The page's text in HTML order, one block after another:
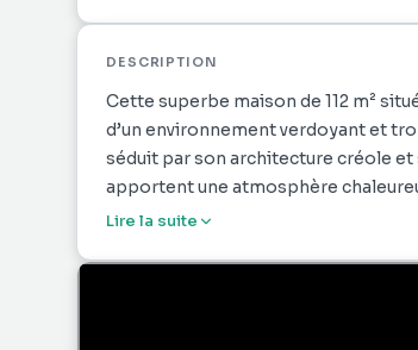
DESCRIPTION
Cette superbe maison de 112 m²
d’un environnement verdoyant et
séduit par son architecture créole et
apportent une atmosphère
Lire la suite